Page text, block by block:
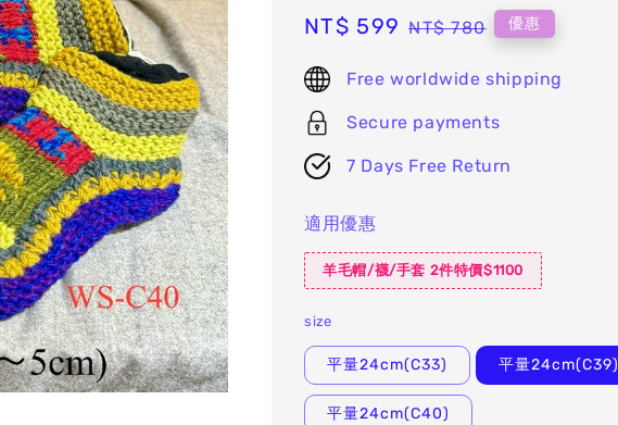
Sale
NT$ 599 Regular
NT$ 780 優惠
Free worldwide shipping
Secure payments
7 Days Free Return
適用優惠
羊毛帽/襪/手套 2件特價$1100
size
平量24cm(C33) 平量24cm(C39)
平量24cm(C40)